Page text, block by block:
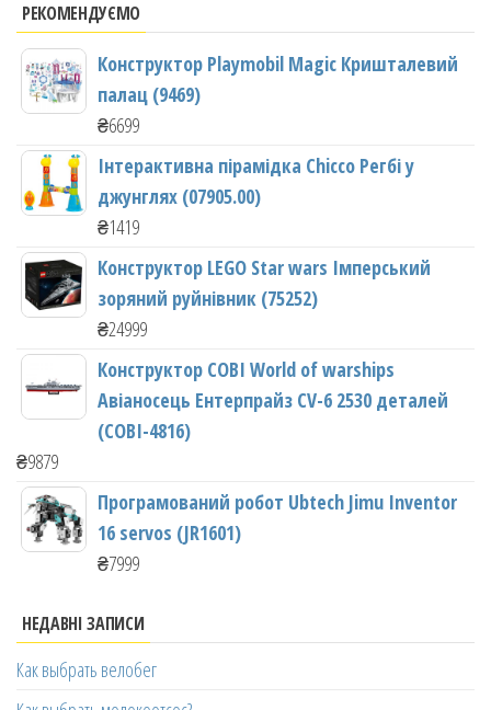
РЕКОМЕНДУЄМО
Конструктор Playmobil Magic Кришталевий
палац (9469)
₴6699
Інтерактивна пірамідка Chicco Регбі у
джунглях (07905.00)
₴1419
Конструктор LEGO Star wars Імперський
зоряний руйнівник (75252)
₴24999
Конструктор COBI World of warships
Авіаносець Ентерпрайз CV-6 2530 деталей
(COBI-4816)
₴9879
Програмований робот Ubtech Jimu Inventor
16 servos (JR1601)
₴7999
НЕДАВНІ ЗАПИСИ
Как выбрать велобег